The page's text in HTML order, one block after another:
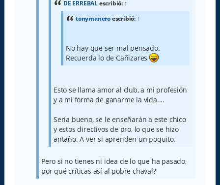
DE ERREBALescribió: ↑
tonymaneroescribió: ↑
No hay que ser mal pensado.
Recuerda lo de Cañizares
Esto se llama amor al club, a mi profesión
y a mi forma de ganarme la vida....
Sería bueno, se le enseñarán a este chico
y estos directivos de pro, lo que se hizo
antaño. A ver si aprenden un poquito.
Pero si no tienes ni idea de lo que ha pasado,
por qué críticas así al pobre chaval?